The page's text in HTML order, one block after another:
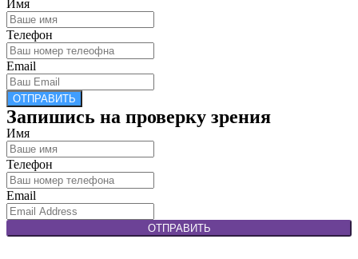
Имя
Телефон
Email
ОТПРАВИТЬ
Запишись на проверку зрения
Имя
Телефон
Email
ОТПРАВИТЬ